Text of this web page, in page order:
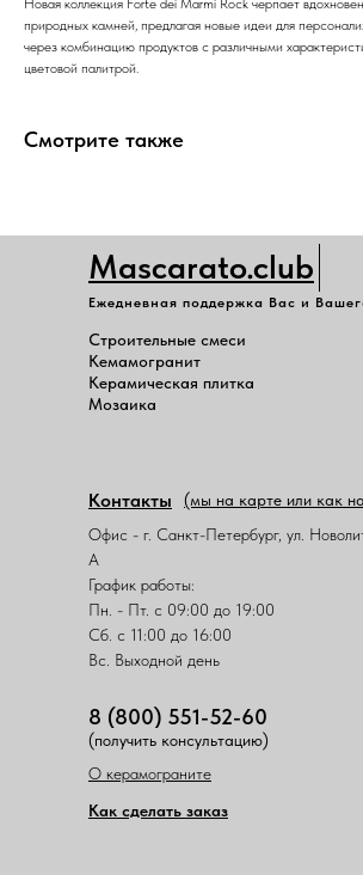
Новая коллекция Forte dei Marmi Rock черпает
природных камней, предлагая новые идеи для
через комбинацию продуктов с различными
цветовой палитрой.
Смотрите также
Ежедневная поддержка Вас и
Mascarato.club
Строительные смеси
Кемамогранит
Керамическая плитка
Мозаика
Контакты
Офис - г. Санкт-Петербург, ул.
А
График работы:
Пн. - Пт. с 09:00 до 19:00
Сб. с 11:00 до 16:00
Вс. Выходной день
8 (800) 551-52-60
(мы на карте или как
(получить консультацию)
О керамограните
Как сделать заказ